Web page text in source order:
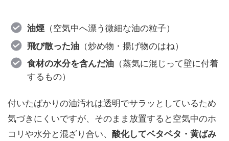
油煙 （空気中へ漂う微細な油の粒子）
飛び散った油 （炒め物・揚げ物のはね）
食材の水分を含んだ油 （蒸気に混じって壁に付着
するもの）
付いたばかりの油汚れは透明でサラッとしているため
気づきにくいですが、そのまま放置すると空気中のホ
コリや水分と混ざり合い、 酸化してベタベタ・黄ばみ